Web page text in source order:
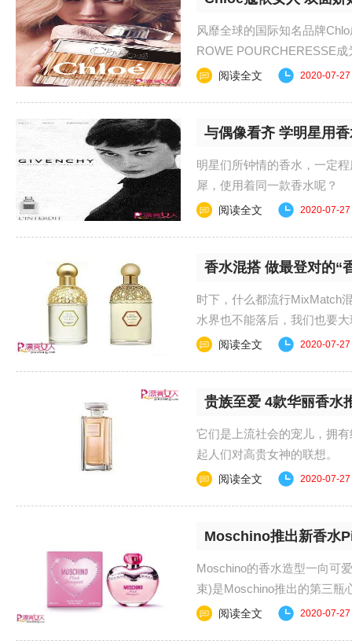
风靡全球的国际知名品牌
ROWE POURCHERESSE
的... 阅读全文 2020-07-27
与偶像看齐 学明星用
明星们所钟情的香水，一定
犀，使用着同一款香水呢
水本就是为了赫......
阅读全文 2020-07-27
香水混搭 做最登对的“
时下，什么都流行MixMatch
水界也不能落后，我们也要
香氛时，我们可以用......
阅读全文 2020-07-27
贵族至爱 4款华丽香水
它们是上流社会的宠儿，拥
起人们对高贵女神的联想
全新呈献COCO小姐闪亮香...
阅读全文 2020-07-27
Moschino推出新香水
Moschino的香水造型一向可
束)是Moschino推出的第三瓶
阅读全文 2020-07-27